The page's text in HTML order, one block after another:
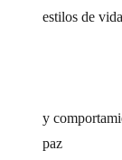
estilos de vida
y
paz